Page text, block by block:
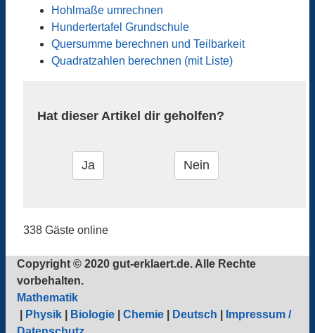
Hohlmaße umrechnen
Hundertertafel Grundschule
Quersumme berechnen und Teilbarkeit
Quadratzahlen berechnen (mit Liste)
Hat dieser Artikel dir geholfen?
338 Gäste online
Copyright © 2020 gut-erklaert.de. Alle Rechte
vorbehalten.
Mathematik
Physik Biologie Chemie Deutsch
Impressum /